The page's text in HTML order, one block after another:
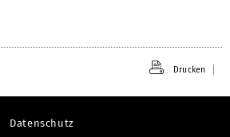
Drucken
Datenschutz